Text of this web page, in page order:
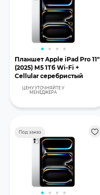
Планшет Apple iPad Pro 11"
(2025) М5 1Тб Wi-Fi +
Cellular серебристый
ЦЕНУ УТОЧНЯЙТЕ У
МЕНЕДЖЕРА
Под заказ